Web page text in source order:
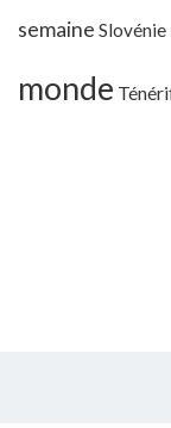
semaine Slovénie
monde